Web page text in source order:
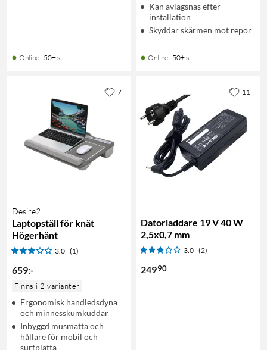
Online: 50+ st
Kan avlägsnas efter
installation
Skyddar skärmen mot repor
Online: 50+ st
Desire2
Laptopställ för knät
Högerhänt
3.0 (1)
659:-
Finns i 2 varianter
Ergonomisk handledsdyna
och minnesskumkuddar
Inbyggd musmatta och
hållare för mobil och
surfplatta
7
Datorladdare 19 V 40 W
2,5x0,7 mm
3.0 (2)
24990
11